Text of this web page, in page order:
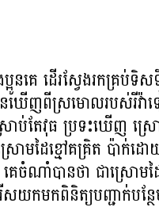
អូនគេ ដើរស្វែងរកគ្រប់ទិ
ើញពីស្រមោលរបស់រីវ៉ាទ
តែវុធ ប្រទះឃើញ ស្រ
មដៃខ្មៅគគ្រិត ប៉ាក់ដោយ
ចំណាំបានថា ជាស្រោម
យកមកពិនិត្យបញ្ជាក់បន្ថ